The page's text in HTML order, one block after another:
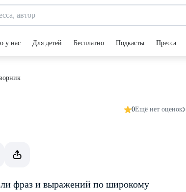
у нас Для детей Бесплатно Подкасты Пресса
0Ещё нет оценок
фраз и выражений по широкому